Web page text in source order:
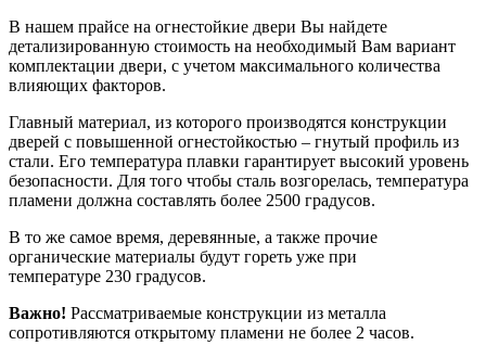
В нашем прайсе на огнестойкие двери Вы найдете
детализированную стоимость на необходимый Вам вариант
комплектации двери, с учетом максимального количества
влияющих факторов.
Главный материал, из которого производятся конструкции
дверей с повышенной огнестойкостью – гнутый профиль из
стали. Его температура плавки гарантирует высокий уровень
безопасности. Для того чтобы сталь возгорелась, температура
пламени должна составлять более 2500 градусов.
В то же самое время, деревянные, а также прочие
органические материалы будут гореть уже при
температуре 230 градусов.
Важно! Рассматриваемые конструкции из металла
сопротивляются открытому пламени не более 2 часов.